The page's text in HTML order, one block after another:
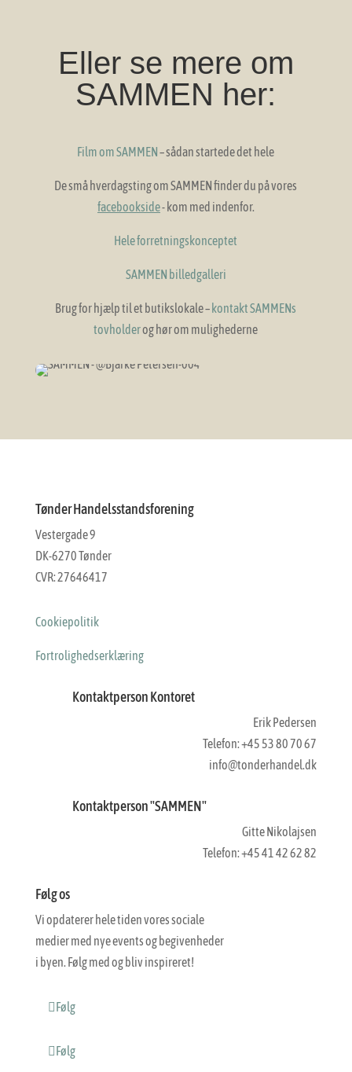
Eller se mere om
SAMMEN her:
Film om SAMMEN– sådan startede det hele
De små hverdagsting om SAMMEN finder du på vores
facebookside- kom med indenfor.
Hele forretningskonceptet
SAMMEN billedgalleri
Brug for hjælp til et butikslokale – kontakt SAMMENs
tovholderog hør om mulighederne
Tønder Handelsstandsforening
Vestergade 9
DK-6270 Tønder
CVR: 27646417
Cookiepolitik
Fortrolighedserklæring
Kontaktperson Kontoret
Erik Pedersen
Telefon: +45 53 80 70 67
info@tonderhandel.dk
Kontaktperson "SAMMEN"
Gitte Nikolajsen
Telefon: +45 41 42 62 82
Følg os
Vi opdaterer hele tiden vores sociale
medier med nye events og begivenheder
i byen. Følg med og bliv inspireret!
Følg
Følg